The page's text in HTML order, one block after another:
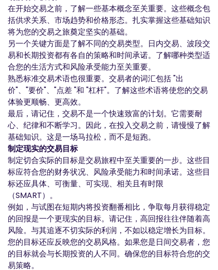
在开始交易之前，了解一些基本概念至关重要。这些概念包
括供求关系、市场趋势和价格形态。扎实掌握这些基础知识
将为您的交易之旅奠定坚实的基础。
另一个关键方面是了解不同的交易类型。日内交易、波段交
易和长期投资都有各自的策略和时间承诺。了解哪种类型适
合您的生活方式和风险承受能力至关重要。
熟悉标准交易术语也很重要。交易者的词汇包括 "出
价"、"要价"、"点差 "和 "杠杆"。了解这些术语将使您的交易
体验更顺畅、更高效。
最后，请记住，交易不是一个快速致富的计划。它需要耐
心、纪律和不断学习。因此，在投入交易之前，请慢慢了解
基础知识。这是一场马拉松，而不是短跑。
制定现实的交易目标
制定切合实际的目标是交易旅程中至关重要的一步。这些目
标应符合您的财务状况、风险承受能力和时间承诺。这些目
标还应具体、可衡量、可实现、相关且有时限
（SMART）。
例如，与试图在短期内将投资翻番相比，争取每月获得稳定
的回报是一个更现实的目标。请记住，高回报往往伴随着高
风险。与其追逐不切实际的利润，不如以稳定增长为目标。
您的目标还应反映您的交易风格。如果您是日间交易者，您
的目标就会与长期投资的人不同。确保您的目标符合您的交
易策略。